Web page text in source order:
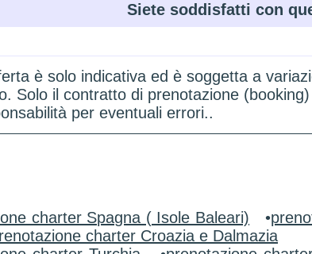
Siete soddisfatti con
è solo indicativa ed è soggetta a
Solo il contratto di prenotazione
per eventuali errori..
charter Spagna ( Isole Baleari) •
charter Croazia e Dalmazia